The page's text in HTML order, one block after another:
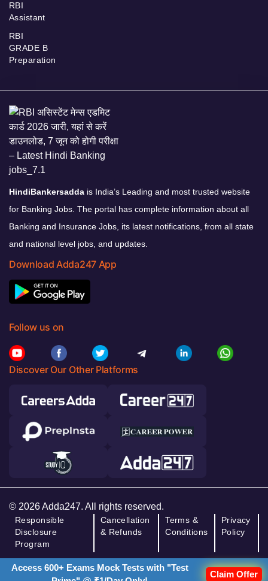
RBI
Assistant
RBI
GRADE B
Preparation
HindiBankersadda is India’s Leading and most trusted website
for Banking Jobs. The portal has complete information about all
Banking and Insurance Jobs, its latest notifications, from all state
and national level jobs, and updates.
Download Adda247 App
Follow us on
Discover Our Other Platforms
© 2026 Adda247. All rights reserved.
Responsible
Disclosure
Program
Cancellation
& Refunds
Terms &
Conditions
Privacy
Policy
Access 600+ Exams Mock Tests with "Test
Claim Offer